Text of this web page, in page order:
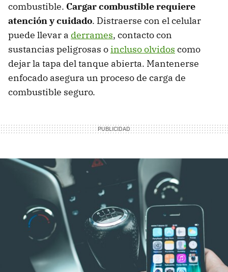
combustible. Cargar combustible requiere
atención y cuidado. Distraerse con el celular
puede llevar a derrames, contacto con
sustancias peligrosas oincluso olvidos como
dejar la tapa del tanque abierta. Mantenerse
enfocado asegura un proceso de carga de
combustible seguro.